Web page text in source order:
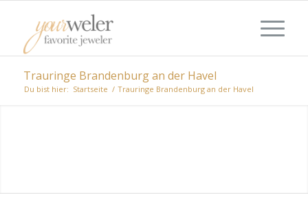
Trauringe Brandenburg an der Havel
Du bist hier: Startseite / Trauringe Brandenburg an der Havel
genießen, zusammen unterschiedliche